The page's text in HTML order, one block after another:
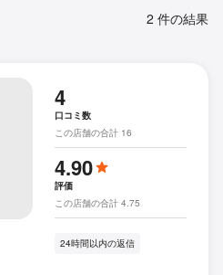
2 件の結果
4
口コミ数
この店舗の合計 16
4.90
評価
この店舗の合計 4.75
24時間以内の返信